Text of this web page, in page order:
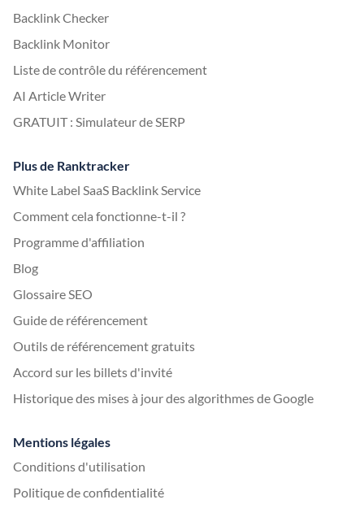
Backlink Checker
Backlink Monitor
Liste de contrôle du référencement
AI Article Writer
GRATUIT : Simulateur de SERP
Plus de Ranktracker
White Label SaaS Backlink Service
Comment cela fonctionne-t-il ?
Programme d'affiliation
Blog
Glossaire SEO
Guide de référencement
Outils de référencement gratuits
Accord sur les billets d'invité
Historique des mises à jour des algorithmes de Google
Mentions légales
Conditions d'utilisation
Politique de confidentialité